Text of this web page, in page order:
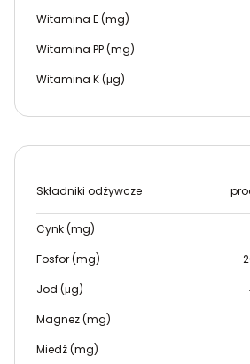
Witamina E (mg)
Witamina PP (mg)
Witamina K (μg)
Składniki odżywcze
Cynk (mg)
Fosfor (mg)
Jod (μg)
Magnez (mg)
Miedź (mg)